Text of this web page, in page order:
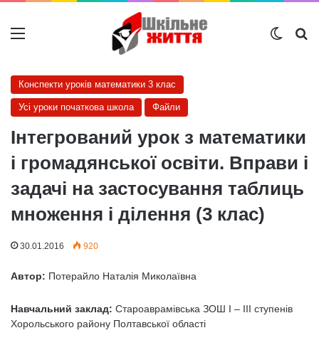
Меню
Конспекти уроків математики 3 клас
Усі уроки початкова школа Файли
Інтегрований урок з математики
і громадянської освіти. Вправи і
задачі на застосування таблиць
множення і ділення (3 клас)
30.01.2016 920
Автор: Потерайло Наталія Миколаївна
Навчальний заклад: Староаврамівська ЗОШ І – ІІІ ступенів
Хорольського району Полтавської області